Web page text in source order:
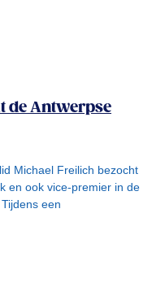
de Antwerpse
Michael Freilich bezocht
en ook vice-premier in de
een